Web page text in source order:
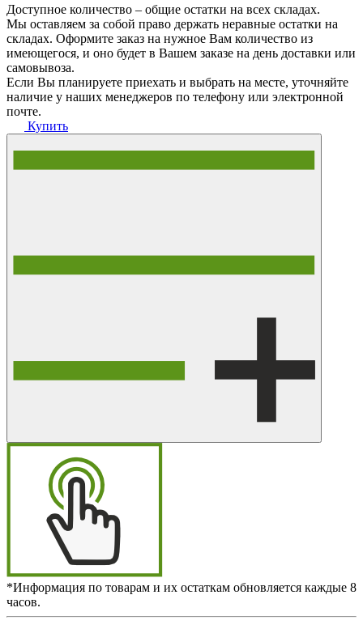
Доступное количество – общие остатки на всех складах.
Мы оставляем за собой право держать неравные остатки на
складах. Оформите заказ на нужное Вам количество из
имеющегося, и оно будет в Вашем заказе на день доставки или
самовывоза.
Если Вы планируете приехать и выбрать на месте, уточняйте
наличие у наших менеджеров по телефону или электронной
почте.
Купить
*Информация по товарам и их остаткам обновляется каждые 8
часов.